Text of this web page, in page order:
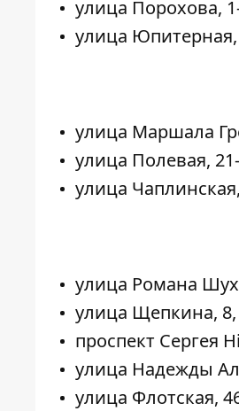
улица Порохова,
улица Юпитерная,
улица Маршала
улица Полевая,
улица
улица Романа
улица Щепкина, 8,
проспект Сергея
улица Надежды
улица Флотская,